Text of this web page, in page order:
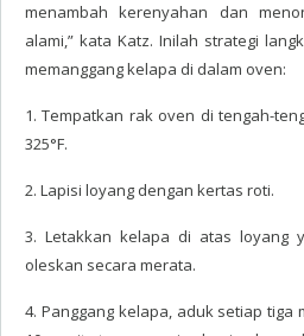
menambah kerenyahan dan
alami,” kata Katz. Inilah strategi
memanggang kelapa di dalam oven:
1. Tempatkan rak oven di tengah-
325°F.
2. Lapisi loyang dengan kertas roti.
3. Letakkan kelapa di atas loyang
oleskan secara merata.
4. Panggang kelapa, aduk setiap tiga